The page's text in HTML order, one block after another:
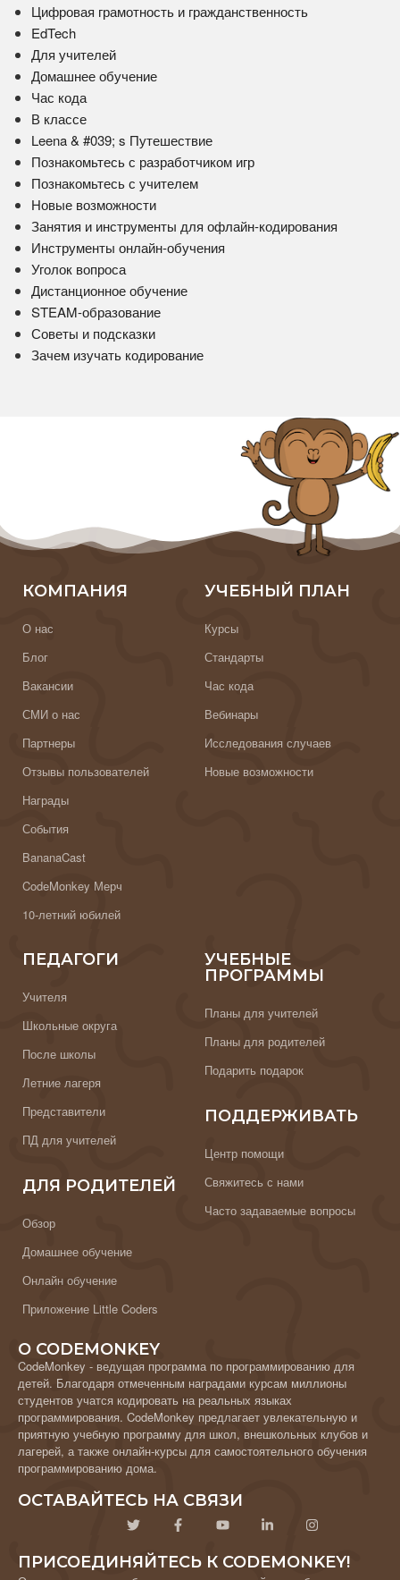
Цифровая грамотность и гражданственность
EdTech
Для учителей
Домашнее обучение
Час кода
В классе
Leena & #039; s Путешествие
Познакомьтесь с разработчиком игр
Познакомьтесь с учителем
Новые возможности
Занятия и инструменты для офлайн-кодирования
Инструменты онлайн-обучения
Уголок вопроса
Дистанционное обучение
STEAM-образование
Советы и подсказки
Зачем изучать кодирование
КОМПАНИЯ
О нас
Блог
Вакансии
СМИ о нас
Партнеры
Отзывы пользователей
Награды
События
BananaCast
CodeMonkey Мерч
10-летний юбилей
УЧЕБНЫЙ ПЛАН
Курсы
Стандарты
Час кода
Вебинары
Исследования случаев
Новые возможности
ПЕДАГОГИ
Учителя
Школьные округа
После школы
Летние лагеря
Представители
ПД для учителей
ДЛЯ РОДИТЕЛЕЙ
Обзор
Домашнее обучение
Онлайн обучение
Приложение Little Coders
УЧЕБНЫЕ
ПРОГРАММЫ
Планы для учителей
Планы для родителей
Подарить подарок
ПОДДЕРЖИВАТЬ
Центр помощи
Свяжитесь с нами
Часто задаваемые вопросы
О CODEMONKEY
CodeMonkey - ведущая программа по программированию для
детей. Благодаря отмеченным наградами курсам миллионы
студентов учатся кодировать на реальных языках
программирования. CodeMonkey предлагает увлекательную и
приятную учебную программу для школ, внешкольных клубов и
лагерей, а также онлайн-курсы для самостоятельного обучения
программированию дома.
ОСТАВАЙТЕСЬ НА СВЯЗИ
ПРИСОЕДИНЯЙТЕСЬ К CODEMONKEY!